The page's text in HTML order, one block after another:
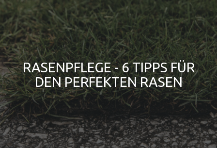
RASENPFLEGE - 6 TIPPS FÜR
DEN PERFEKTEN RASEN